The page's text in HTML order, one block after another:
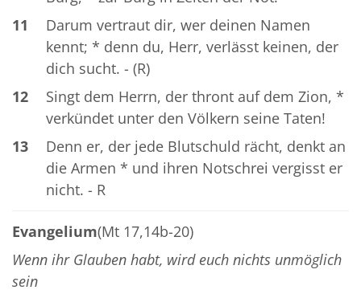
11
Darum vertraut dir, wer deinen Namen
kennt; * denn du, Herr, verlässt keinen, der
dich sucht. - (R)
12
Singt dem Herrn, der thront auf dem Zion, *
verkündet unter den Völkern seine Taten!
13
Denn er, der jede Blutschuld rächt, denkt an
die Armen * und ihren Notschrei vergisst er
nicht. - R
Evangelium(Mt 17,14b-20)
Wenn ihr Glauben habt, wird euch nichts unmöglich
sein